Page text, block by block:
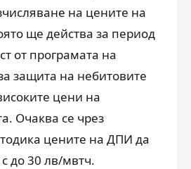
на цените на
ще действа за период
от програмата на
защита на небитовите
цени на
Очаква се чрез
цените на ДПИ да
до 30 лв/мвтч.